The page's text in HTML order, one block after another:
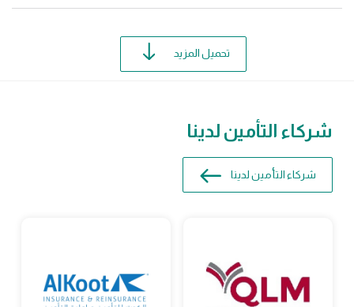
تحميل المزيد
شركاء التأمين لدينا
شركاء التأمين لدينا